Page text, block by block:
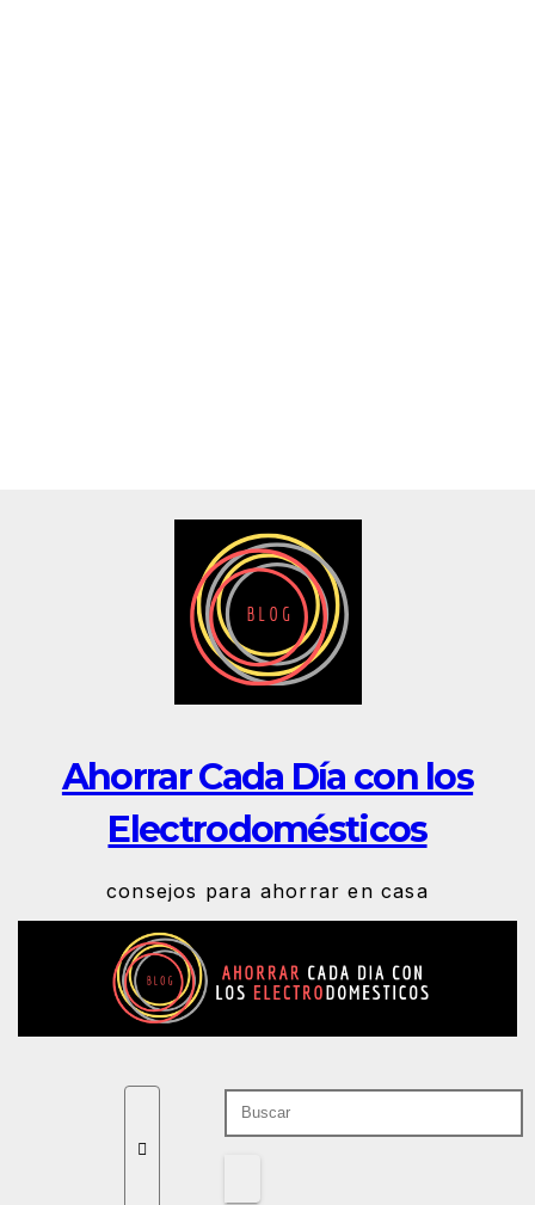
Ahorrar Cada Día con los
Electrodomésticos
consejos para ahorrar en casa